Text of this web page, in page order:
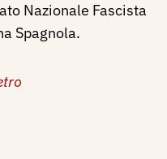
Nazionale Fascista
Spagnola.